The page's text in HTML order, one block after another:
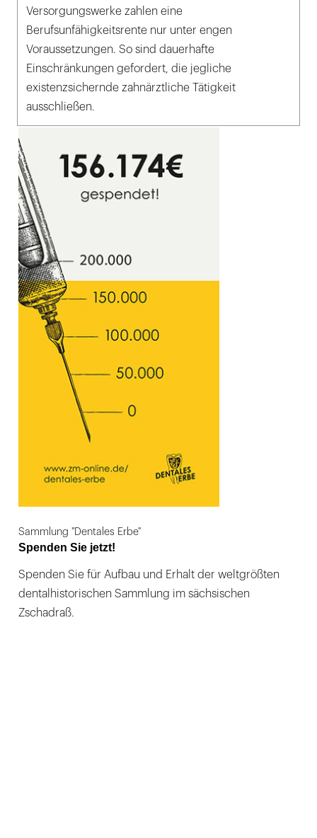
Versorgungswerke zahlen eine
Berufsunfähigkeitsrente nur unter engen
Voraussetzungen. So sind dauerhafte
Einschränkungen gefordert, die jegliche
existenzsichernde zahnärztliche Tätigkeit
ausschließen.
Sammlung "Dentales Erbe"
Spenden Sie jetzt!
Spenden Sie für Aufbau und Erhalt der weltgrößten
dentalhistorischen Sammlung im sächsischen
Zschadraß.